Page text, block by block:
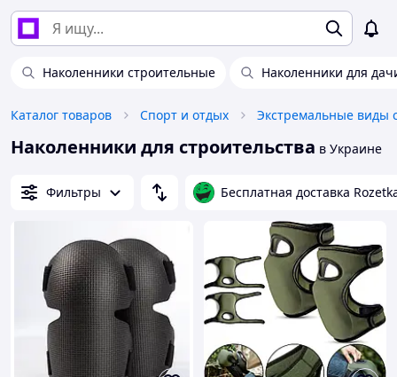
Наколенники строительные Наколенники для
Каталог товаров Спорт и отдых Экстремальные виды
Наколенники для строительства в Украине
Фильтры Бесплатная доставка